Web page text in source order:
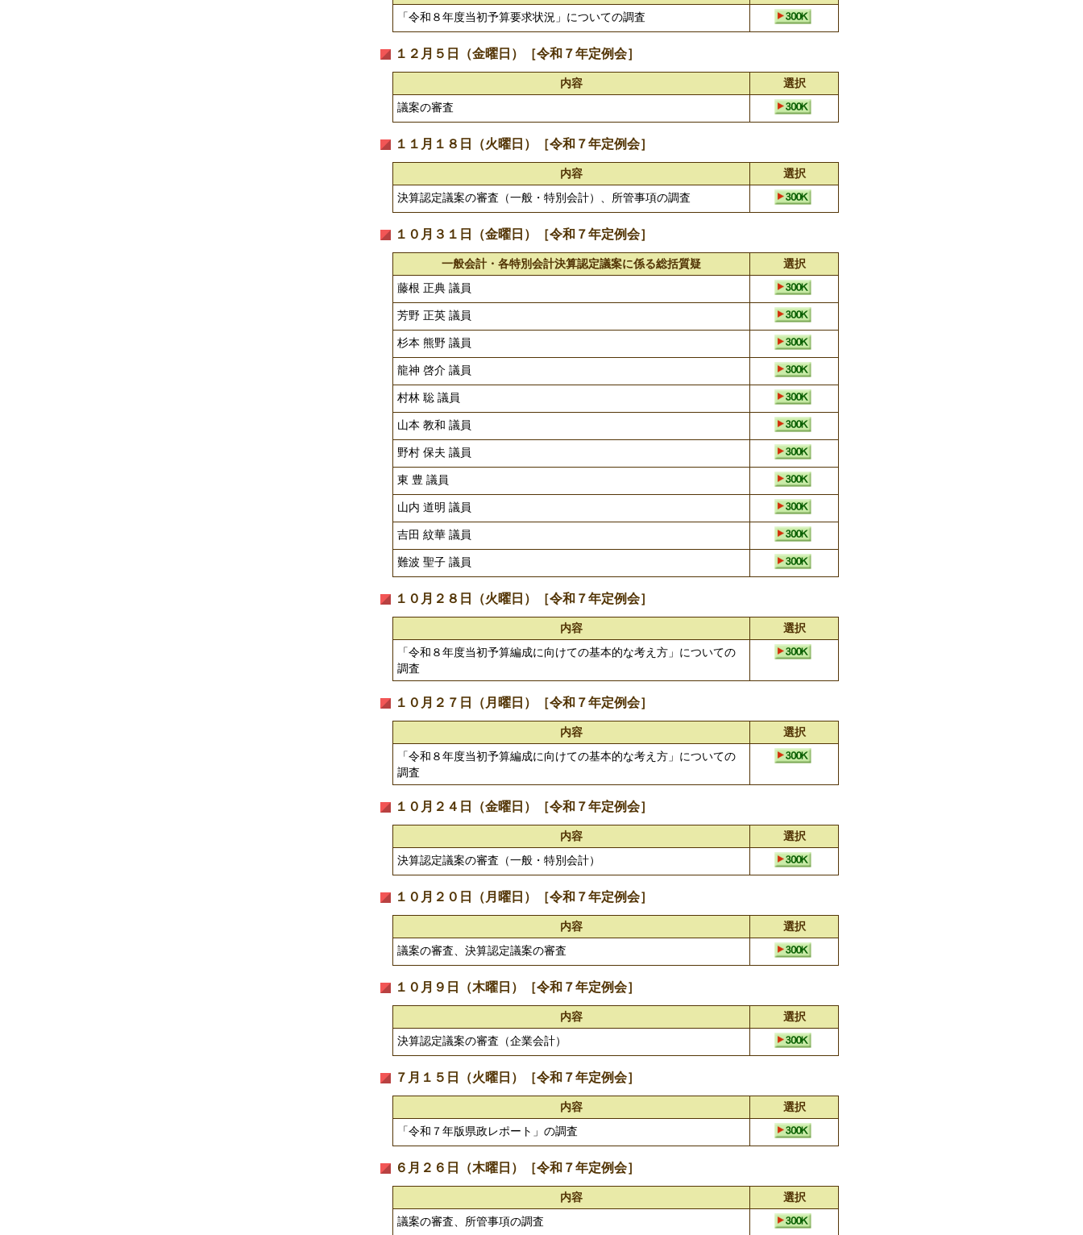
「令和８年度当初予算要求状況」についての調査
１２月５日（金曜日）［令和７年定例会］
内容
選択
議案の審査
１１月１８日（火曜日）［令和７年定例会］
内容
選択
決算認定議案の審査（一般・特別会計）、所管事項の調査
１０月３１日（金曜日）［令和７年定例会］
一般会計・各特別会計決算認定議案に係る総括質疑
選択
藤根 正典 議員
芳野 正英 議員
杉本 熊野 議員
龍神 啓介 議員
村林 聡 議員
山本 教和 議員
野村 保夫 議員
東 豊 議員
山内 道明 議員
吉田 紋華 議員
難波 聖子 議員
１０月２８日（火曜日）［令和７年定例会］
内容
選択
「令和８年度当初予算編成に向けての基本的な考え方」についての
調査
１０月２７日（月曜日）［令和７年定例会］
内容
選択
「令和８年度当初予算編成に向けての基本的な考え方」についての
調査
１０月２４日（金曜日）［令和７年定例会］
内容
選択
決算認定議案の審査（一般・特別会計）
１０月２０日（月曜日）［令和７年定例会］
内容
選択
議案の審査、決算認定議案の審査
１０月９日（木曜日）［令和７年定例会］
内容
選択
決算認定議案の審査（企業会計）
７月１５日（火曜日）［令和７年定例会］
内容
選択
「令和７年版県政レポート」の調査
６月２６日（木曜日）［令和７年定例会］
内容
選択
議案の審査、所管事項の調査